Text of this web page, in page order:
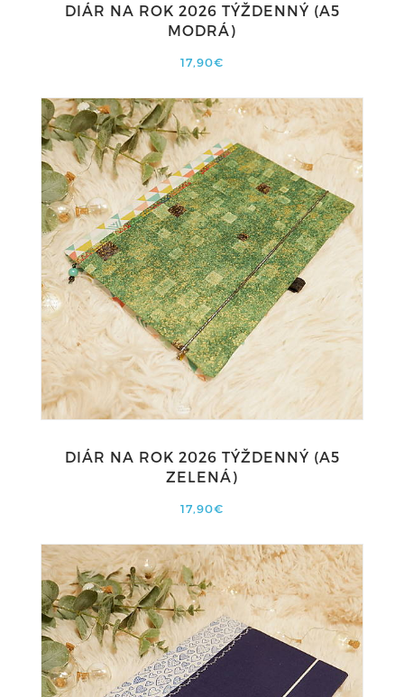
DIÁR NA ROK 2026 TÝŽDENNÝ (A5
MODRÁ)
17,90€
DIÁR NA ROK 2026 TÝŽDENNÝ (A5
ZELENÁ)
17,90€